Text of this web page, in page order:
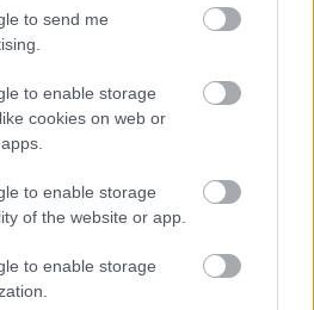
to send me
to enable storage
cookies on web or
to enable storage
of the website or app.
to enable storage
palika!” Sēņotāja
vietu
augļus ar kuru ēšanu
nevajadzētu pārlieku
redzu.” Pircēji